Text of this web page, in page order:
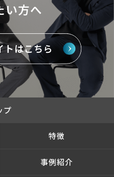
い方へ
トはこちら
プ
特徴
事例紹介